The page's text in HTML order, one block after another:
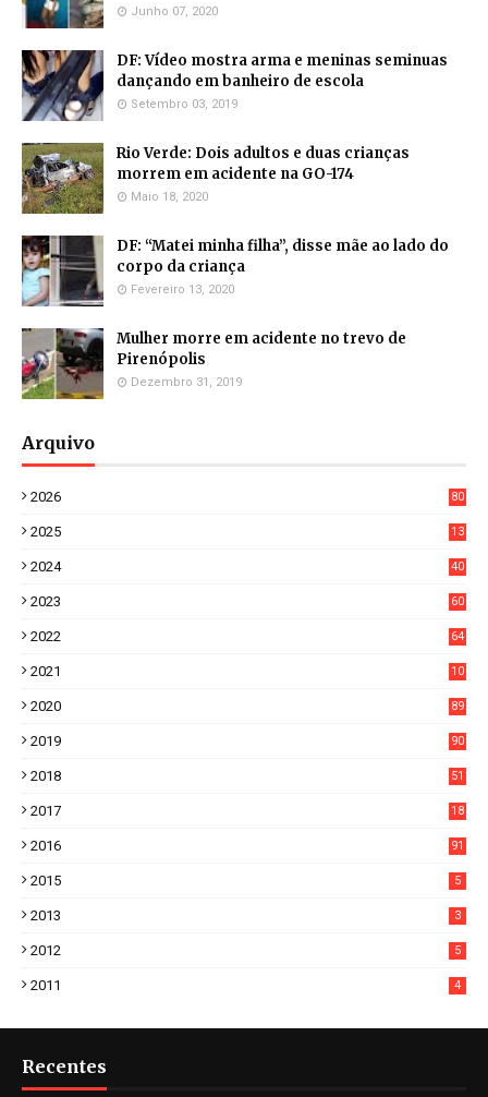
Junho 07, 2020
DF: Vídeo mostra arma e meninas seminuas
dançando em banheiro de escola
Setembro 03, 2019
Rio Verde: Dois adultos e duas crianças
morrem em acidente na GO-174
Maio 18, 2020
DF: “Matei minha filha”, disse mãe ao lado do
corpo da criança
Fevereiro 13, 2020
Mulher morre em acidente no trevo de
Pirenópolis
Dezembro 31, 2019
Arquivo
2026
80
2025
13
2024
40
2023
60
2022
64
2021
10
2020
89
2019
90
2018
51
2017
18
2016 91
2015 5
2013 3
2012 5
2011 4
Recentes